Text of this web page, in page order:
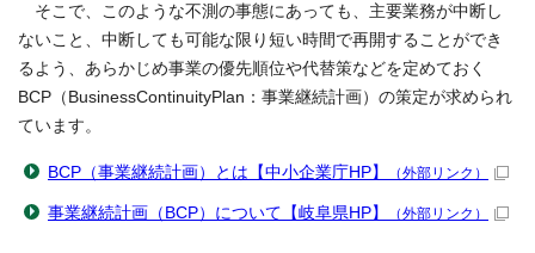
そこで、このような不測の事態にあっても、主要業務が中断し
ないこと、中断しても可能な限り短い時間で再開することができ
るよう、あらかじめ事業の優先順位や代替策などを定めておく
BCP（BusinessContinuityPlan：事業継続計画）の策定が求められ
ています。
BCP（事業継続計画）とは【中小企業庁HP】 （外部リンク）
事業継続計画（BCP）について【岐阜県HP】 （外部リンク）